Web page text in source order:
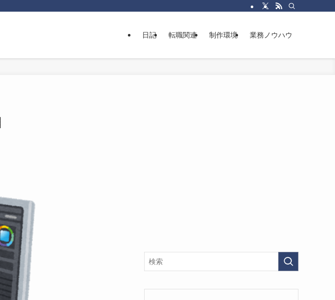
日記 転職関連 制作環境 業務ノウハウ